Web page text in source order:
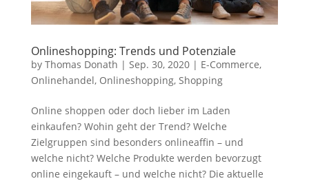
Onlineshopping: Trends und Potenziale
by Thomas Donath | Sep. 30, 2020| E-Commerce,
Onlinehandel, Onlineshopping, Shopping
Online shoppen oder doch lieber im Laden
einkaufen? Wohin geht der Trend? Welche
Zielgruppen sind besonders onlineaffin – und
welche nicht? Welche Produkte werden bevorzugt
online eingekauft – und welche nicht? Die aktuelle